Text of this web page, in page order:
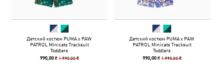
Детский костюм PUMA x PAW
PATROL Minicats Tracksuit
Toddlers
990,00 ₴ 1 990,00 ₴
Детский костюм PUMA x PAW
PATROL Minicats Tracksuit
Toddlers
990,00 ₴ 1 990,00 ₴